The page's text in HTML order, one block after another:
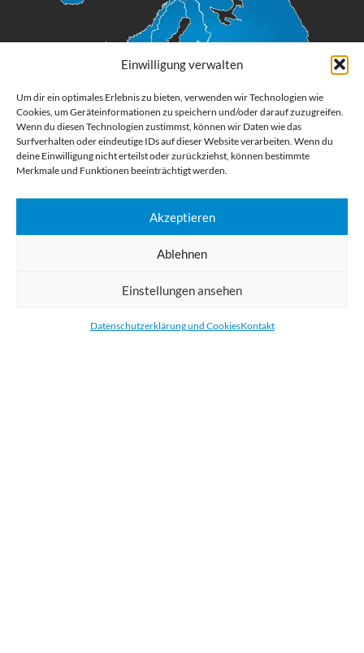
Einwilligung verwalten
Um dir ein optimales Erlebnis zu bieten, verwenden wir Technologien wie
Cookies, um Geräteinformationen zu speichern und/oder darauf zuzugreifen.
Wenn du diesen Technologien zustimmst, können wir Daten wie das
Surfverhalten oder eindeutige IDs auf dieser Website verarbeiten. Wenn du
deine Einwilligung nicht erteilst oder zurückziehst, können bestimmte
Merkmale und Funktionen beeinträchtigt werden.
Akzeptieren
Ablehnen
Einstellungen ansehen
Datenschutzerklärung und CookiesKontakt
Digital Großformatdruck
Bestellen Sie gedruckte Werbemittel online für Ihr Unternehmen. Wir
und Aufkleber. Wir liefern unsere Druckprodukte Deutschland,